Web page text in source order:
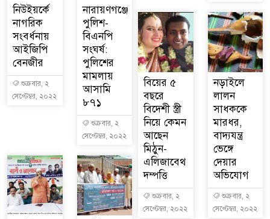
নিউইয়র্কে
নাগরিক
সংবর্ধনায়
আইজিপি
বেনজীর
সেপ্টেম্বর, ২০২২
নারায়ণগঞ্জে
পুলিশ-
বিএনপি
সংঘর্ষ:
পুলিশের
মামলায়
আসামি
৮৭১
সেপ্টেম্বর, ২০২২
বিয়ের ৫
বছরে
বিদেশী স্ত্রী
নিয়ে কেমন
আছেন
মিঠুন-
এলিজাবেথ
দম্পত্তি
সেপ্টেম্বর, ২০২২
নড়াইলে
লালন
সাধককে
মারধর,
বাদ্যযন্ত্র
ভেঙ্গে
দেয়ার
অভিযোগ
সেপ্টেম্বর, ২০২২